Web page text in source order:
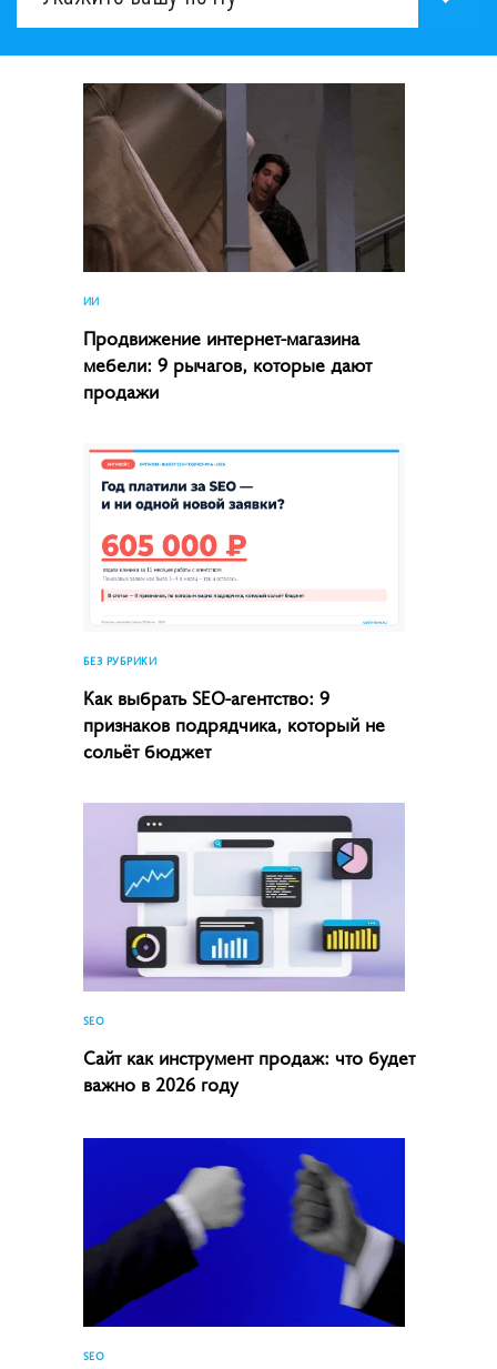
ИИ
Продвижение интернет-магазина
мебели: 9 рычагов, которые дают
продажи
БЕЗ РУБРИКИ
Как выбрать SEO-агентство: 9
признаков подрядчика, который не
сольёт бюджет
SEO
Сайт как инструмент продаж: что будет
важно в 2026 году
SEO